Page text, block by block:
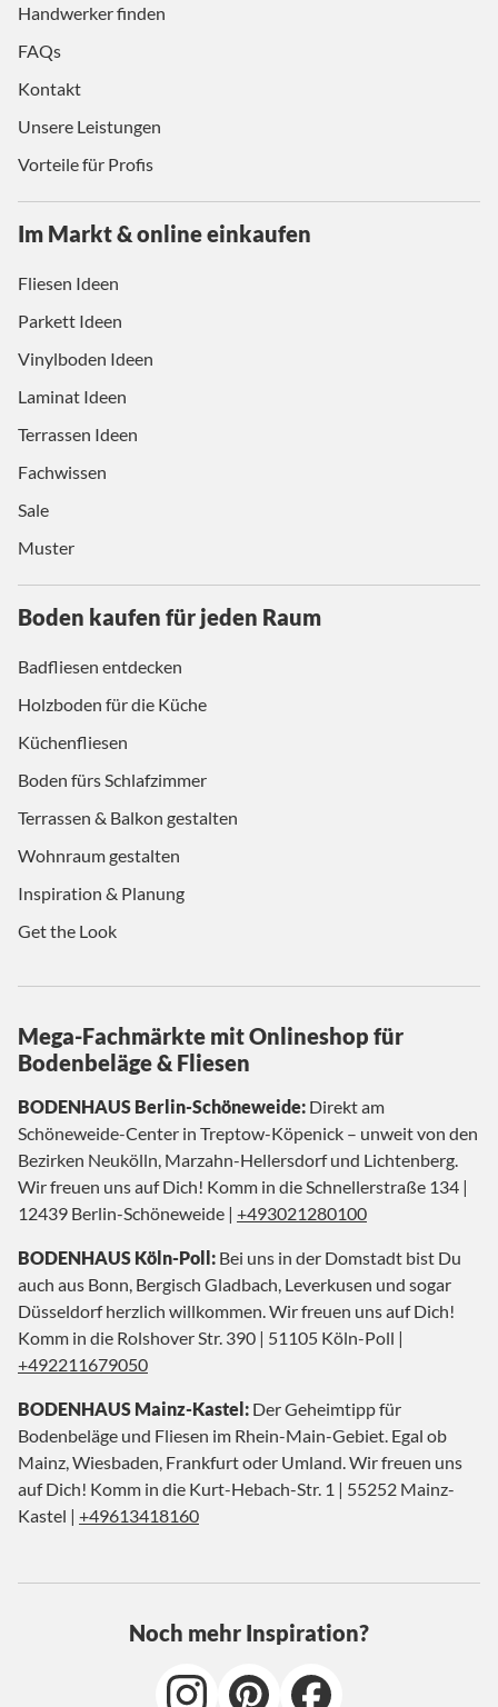
Handwerker finden
FAQs
Kontakt
Unsere Leistungen
Vorteile für Profis
Im Markt & online einkaufen
Fliesen Ideen
Parkett Ideen
Vinylboden Ideen
Laminat Ideen
Terrassen Ideen
Fachwissen
Sale
Muster
Boden kaufen für jeden Raum
Badfliesen entdecken
Holzboden für die Küche
Küchenfliesen
Boden fürs Schlafzimmer
Terrassen & Balkon gestalten
Wohnraum gestalten
Inspiration & Planung
Get the Look
Mega-Fachmärkte mit Onlineshop für
Bodenbeläge & Fliesen
BODENHAUS Berlin-Schöneweide: Direkt am
Schöneweide-Center in Treptow-Köpenick – unweit von den
Bezirken Neukölln, Marzahn-Hellersdorf und Lichtenberg.
Wir freuen uns auf Dich! Komm in die Schnellerstraße 134 |
12439 Berlin-Schöneweide | +493021280100
BODENHAUS Köln-Poll: Bei uns in der Domstadt bist Du
auch aus Bonn, Bergisch Gladbach, Leverkusen und sogar
Düsseldorf herzlich willkommen. Wir freuen uns auf Dich!
Komm in die Rolshover Str. 390 | 51105 Köln-Poll |
+492211679050
BODENHAUS Mainz-Kastel: Der Geheimtipp für
Bodenbeläge und Fliesen im Rhein-Main-Gebiet. Egal ob
Mainz, Wiesbaden, Frankfurt oder Umland. Wir freuen uns
auf Dich! Komm in die Kurt-Hebach-Str. 1 | 55252 Mainz-
Kastel | +49613418160
Noch mehr Inspiration?